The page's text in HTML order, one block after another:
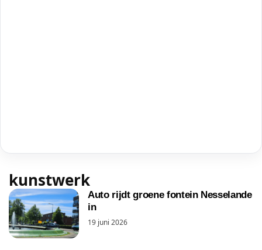
kunstwerk
Auto rijdt groene fontein Nesselande
in
19 juni 2026